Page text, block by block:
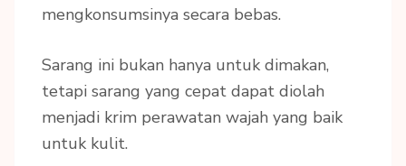
mengkonsumsinya secara bebas.
Sarang ini bukan hanya untuk dimakan,
tetapi sarang yang cepat dapat diolah
menjadi krim perawatan wajah yang baik
untuk kulit.